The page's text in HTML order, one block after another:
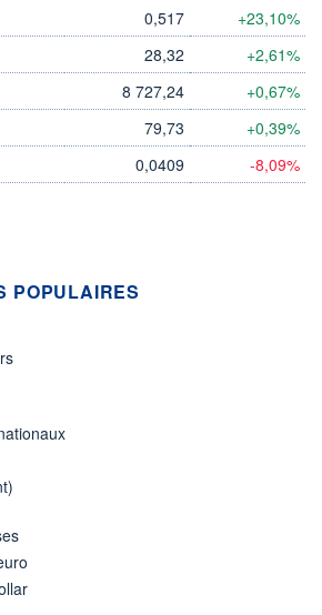
90,000
CAPITAL ÉCHANGÉ
CAPI.
BOURSIÈRE
4 924 MUSD
PER ESTIMÉ
2026
0,517 +23,10%
28,32 +2,61%
8 727,24 +0,67%
79,73 +0,39%
0,0409 -8,09%
POPULAIRES